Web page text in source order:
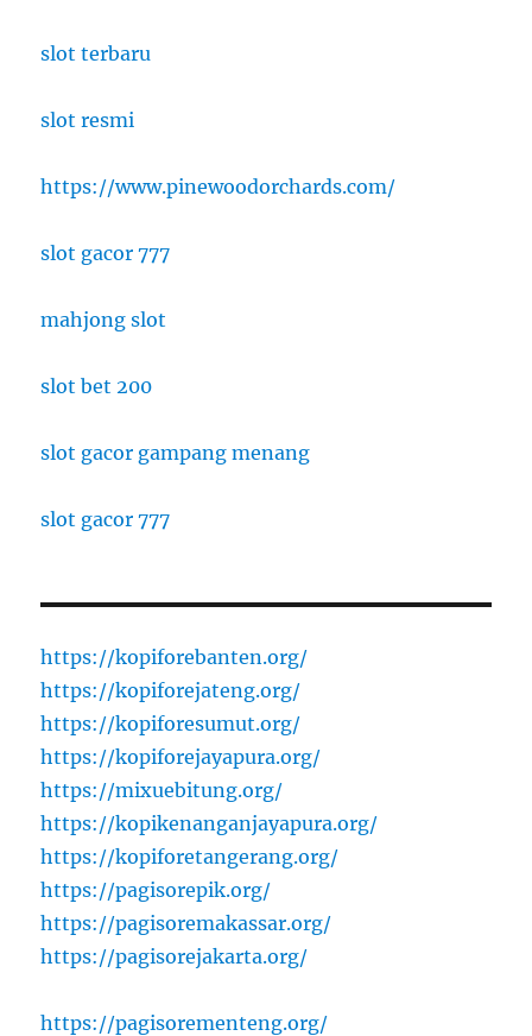
slot terbaru
slot resmi
https://www.pinewoodorchards.com/
slot gacor 777
mahjong slot
slot bet 200
slot gacor gampang menang
slot gacor 777
https://kopiforebanten.org/
https://kopiforejateng.org/
https://kopiforesumut.org/
https://kopiforejayapura.org/
https://mixuebitung.org/
https://kopikenanganjayapura.org/
https://kopiforetangerang.org/
https://pagisorepik.org/
https://pagisoremakassar.org/
https://pagisorejakarta.org/
https://pagisorementeng.org/